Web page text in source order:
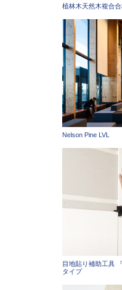
植林木天然木複合合
Nelson Pine LVL
目地貼り補助工具
タイプ